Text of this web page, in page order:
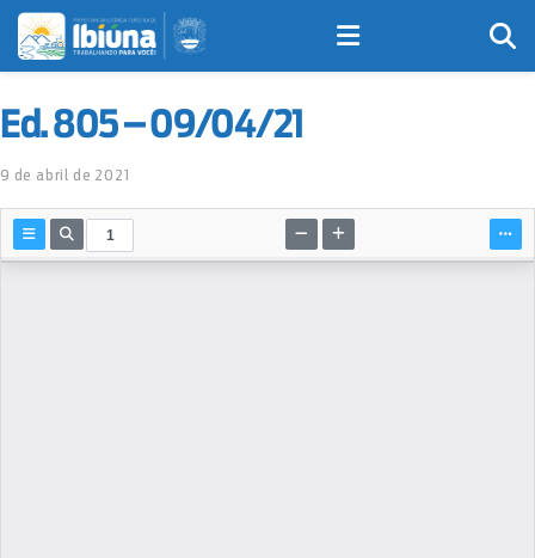
Ed. 805 – 09/04/21
9 de abril de 2021